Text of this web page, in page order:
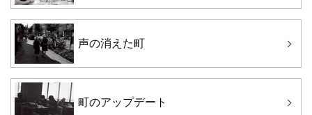
声の消えた町
町のアップデート